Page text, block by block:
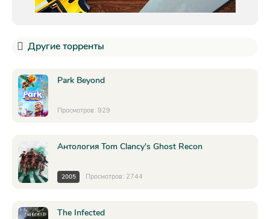
Другие торренты
Park Beyond
Просмотров: 929
Антология Tom Clancy's Ghost Recon
2005 Просмотров: 2744
The Infected